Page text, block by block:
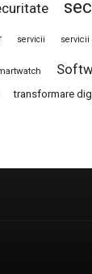
servicii servicii
transformare